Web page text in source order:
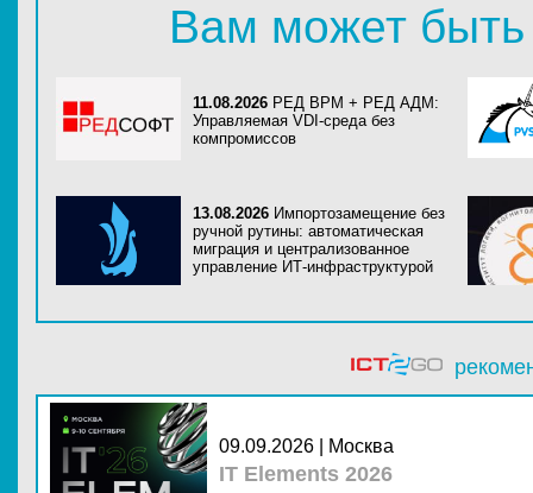
Вам может быть
11.08.2026 РЕД ВРМ + РЕД АДМ:
Управляемая VDI-среда без
компромиссов
13.08.2026 Импортозамещение без
ручной рутины: автоматическая
миграция и централизованное
управление ИТ-инфраструктурой
09.09.2026 | Москва
IT Elements 2026